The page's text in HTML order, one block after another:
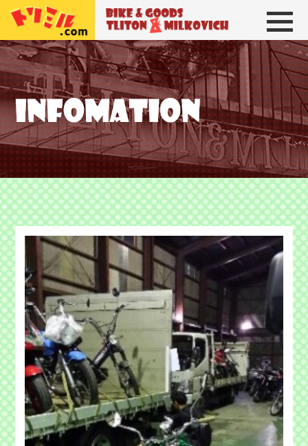
トリトン＆ミルコビッチ BIKE＆